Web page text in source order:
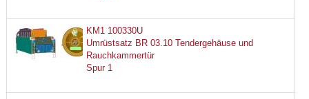
KM1 100330U
Umrüstsatz BR 03.10 Tendergehäuse und
Rauchkammertür
Spur 1